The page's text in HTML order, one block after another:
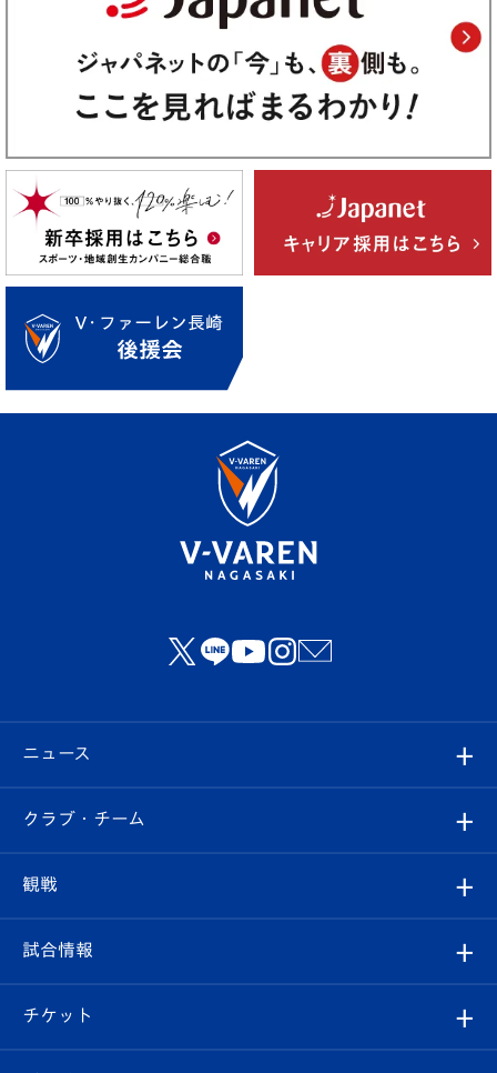
ニュース
すべて
クラブ
試合情報
クラブ・チーム
クラブ概要
エンブレム紹介
観戦
観戦ルール
はじめての観戦ガイド
試合情報
試合日程/結果
チケット